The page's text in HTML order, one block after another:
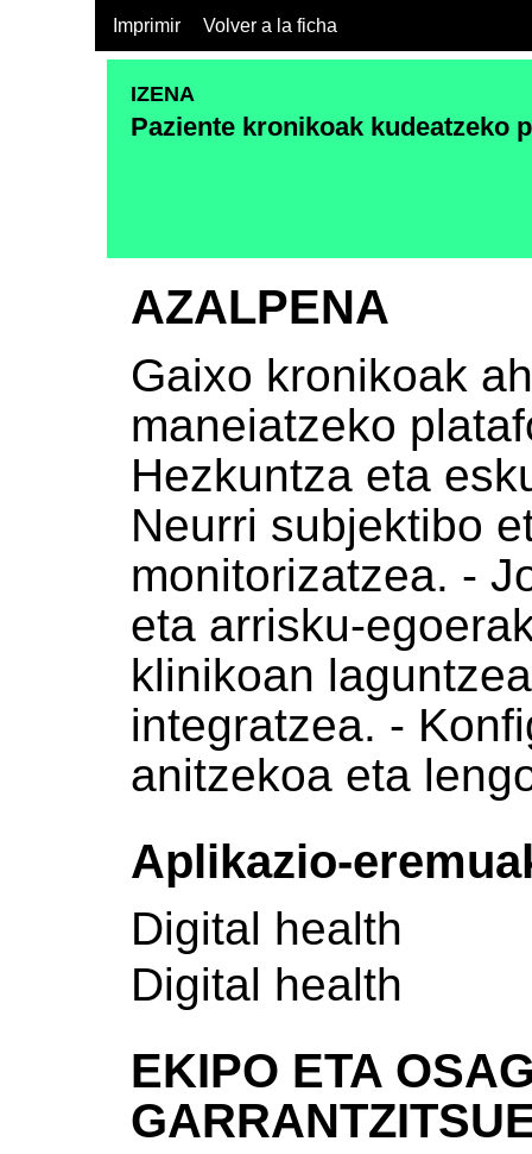
Imprimir Volver a la ficha
IZENA
Paziente kronikoak kudeatzeko
AZALPENA
Gaixo kronikoak
maneiatzeko
Hezkuntza eta
Neurri subjektibo
monitorizatzea. -
eta arrisku-
klinikoan
integratzea. -
anitzekoa eta
Aplikazio-
Digital health
Digital health
EKIPO ETA